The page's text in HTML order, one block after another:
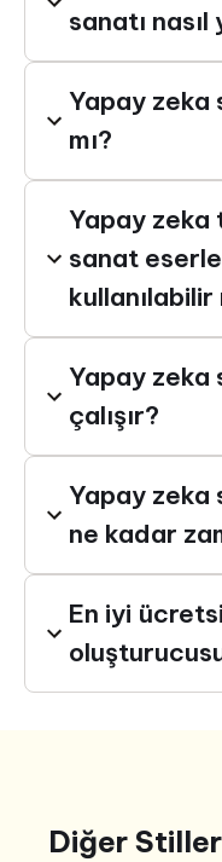
sanatı
Yapay zeka
mı?
Yapay zeka
sanat
kullanılabilir
Yapay zeka
çalışır?
Yapay zeka
ne kadar
En iyi
Diğer Stiller